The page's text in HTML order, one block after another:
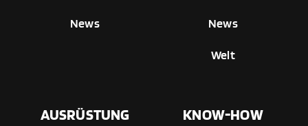
News News
Welt
AUSRÜSTUNG KNOW-HOW